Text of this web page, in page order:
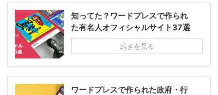
知ってた？ワードプレスで作られ
た有名人オフィシャルサイト37選
続きを見る
ワードプレスで作られた政府・行